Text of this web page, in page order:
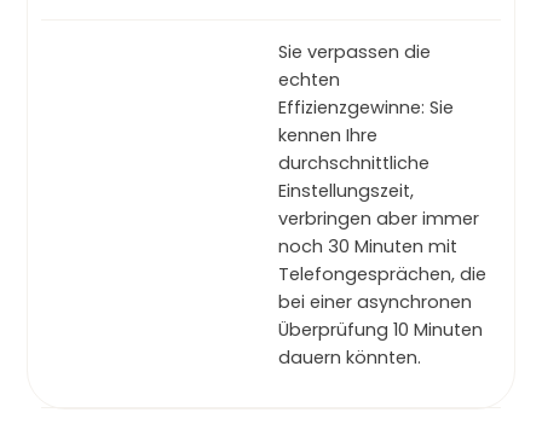
Sie verpassen die
echten
Effizienzgewinne: Sie
kennen Ihre
durchschnittliche
Einstellungszeit,
verbringen aber immer
noch 30 Minuten mit
Telefongesprächen, die
bei einer asynchronen
Überprüfung 10 Minuten
dauern könnten.